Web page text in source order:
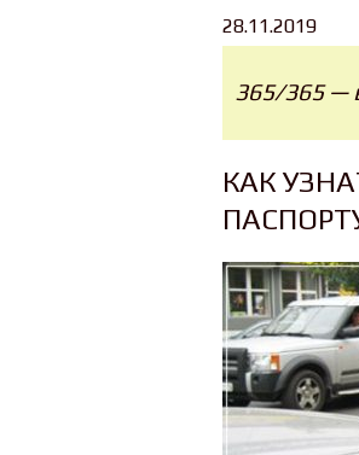
28.11.2019
365/365 —
КАК